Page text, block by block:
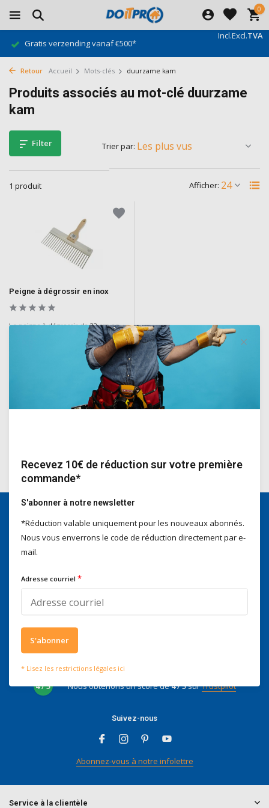
0
Incl.Excl.TVA
Gratis verzending vanaf €500*
Retour Accueil Mots-clés duurzame kam
Produits associés au mot-clé duurzame
kam
Filter
1 produit Afficher:
Trier par:
Peigne à dégrossir en inox
Le peigne à dégrossir de 33 cm en
acier inoxydable est un outil
durable en acier inoxydable conçu
pour dégrossir efficacement les
Nous serons heureux d'aider
4 / 5 Nous obtenons un score de4 / 5surTrustpilot
Suivez-nous
Abonnez-vous à notre infolettre
Service à la clientèle
Recevez 10€ de réduction sur votre première
commande*
S'abonner à notre newsletter
*Réduction valable uniquement pour les nouveaux abonnés.
Nous vous enverrons le code de réduction directement par e-
mail.
Adresse courriel *
S'abonner
* Lisez les restrictions légales ici